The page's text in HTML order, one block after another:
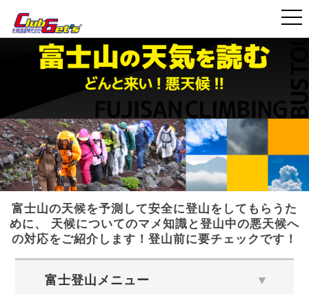
富士山の天候を予測して安全に登山をしてもらうた
めに、 天候についてのマメ知識と登山中の悪天候へ
の対応をご紹介します！登山前に要チェックです！
富士登山メニュー